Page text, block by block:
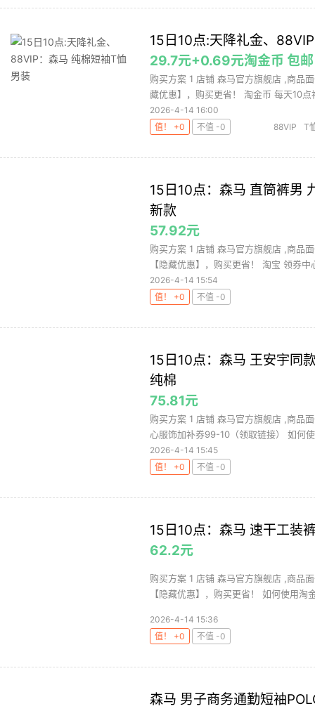
15日10点:天降礼金、
29.7元+0.69元淘金币 包邮
购买方案 1 店铺 森马官方旗舰店 ,商品
藏优惠】，购买更省！ 淘金币 每天10点
2026-4-14 16:00
值！ +0
不值 -0 88VIP T
15日10点：森马 直筒裤男
新款
57.92元
购买方案 1 店铺 森马官方旗舰店 ,商品
【隐藏优惠】，购买更省！ 淘宝 领券
2026-4-14 15:54
值！ +0
不值 -0
15日10点：森马 王安宇同
纯棉
75.81元
购买方案 1 店铺 森马官方旗舰店 ,商品
心服饰加补券99-10（领取链接） 如何
2026-4-14 15:45
值！ +0
不值 -0
15日10点：森马 速干工装
62.2元
购买方案 1 店铺 森马官方旗舰店 ,商品
【隐藏优惠】，购买更省！ 如何使用淘
2026-4-14 15:36
值！ +0
不值 -0
森马 男子商务通勤短袖